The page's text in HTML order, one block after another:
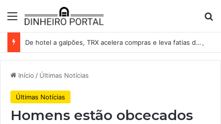
Menu
De hotel a galpões, TRX acelera compras e leva fatias de shoppings da Iguatemi por R$ 876 milhões
Início / Últimas Notícias
Últimas Notícias
Homens estão obcecados